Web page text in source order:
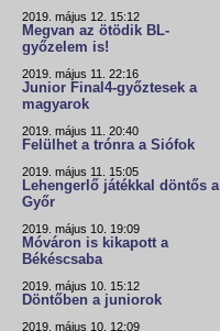
2019. május 12. 15:12
Megvan az ötödik BL-
győzelem is!
2019. május 11. 22:16
Junior Final4-győztesek a
magyarok
2019. május 11. 20:40
Felülhet a trónra a Siófok
2019. május 11. 15:05
Lehengerlő játékkal döntős a
Győr
2019. május 10. 19:09
Móváron is kikapott a
Békéscsaba
2019. május 10. 15:12
Döntőben a juniorok
2019. május 10. 12:09